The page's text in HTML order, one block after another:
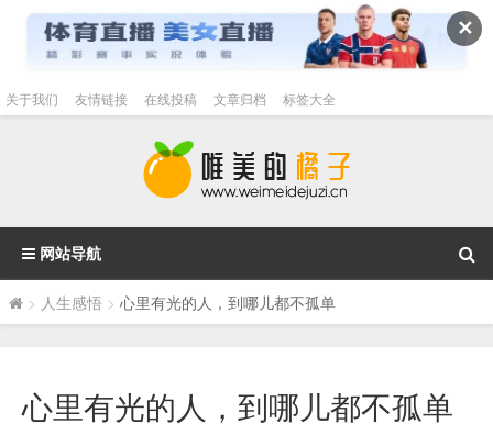
✕
关于我们 友情链接 在线投稿 文章归档 标签大全
网站导航
> 人生感悟 > 心里有光的人，到哪儿都不孤单
心里有光的人，到哪儿都不孤单